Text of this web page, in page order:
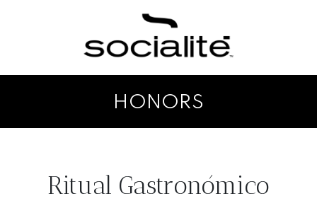
HONORS
Ritual Gastronómico